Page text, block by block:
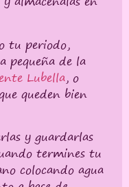
tu periodo,
pequeña de la
Lubella, o
queden bien
y guardarlas
termines tu
colocando agua